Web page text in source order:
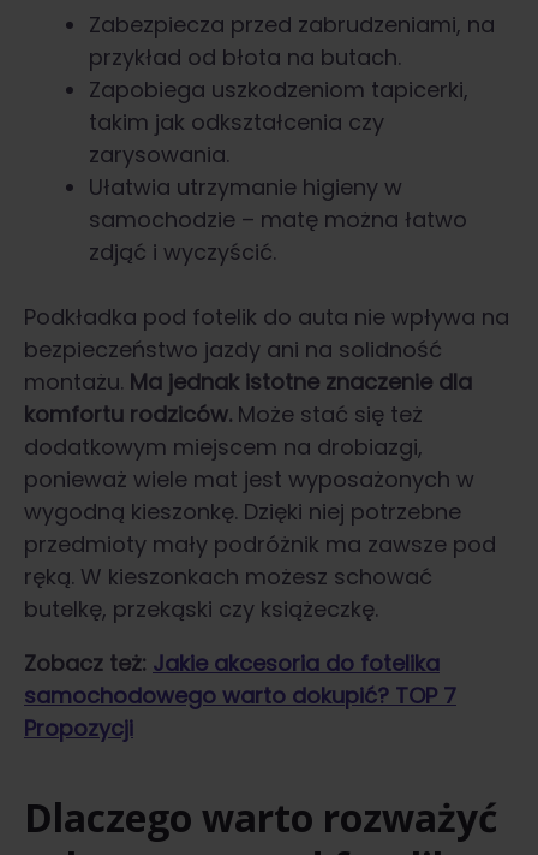
Zabezpiecza przed zabrudzeniami, na
przykład od błota na butach.
Zapobiega uszkodzeniom tapicerki,
takim jak odkształcenia czy
zarysowania.
Ułatwia utrzymanie higieny w
samochodzie – matę można łatwo
zdjąć i wyczyścić.
Podkładka pod fotelik do auta nie wpływa na
bezpieczeństwo jazdy ani na solidność
montażu. Ma jednak istotne znaczenie dla
komfortu rodziców. Może stać się też
dodatkowym miejscem na drobiazgi,
ponieważ wiele mat jest wyposażonych w
wygodną kieszonkę. Dzięki niej potrzebne
przedmioty mały podróżnik ma zawsze pod
ręką. W kieszonkach możesz schować
butelkę, przekąski czy książeczkę.
Zobacz też: Jakie akcesoria do fotelika
samochodowego warto dokupić? TOP 7
Propozycji
Dlaczego warto rozważyć